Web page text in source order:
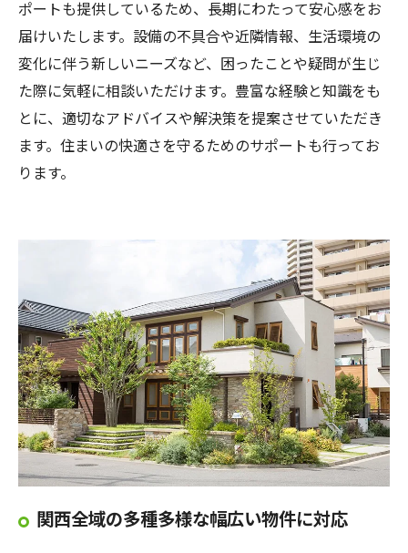
ポートも提供しているため、長期にわたって安心感をお
届けいたします。設備の不具合や近隣情報、生活環境の
変化に伴う新しいニーズなど、困ったことや疑問が生じ
た際に気軽に相談いただけます。豊富な経験と知識をも
とに、適切なアドバイスや解決策を提案させていただき
ます。住まいの快適さを守るためのサポートも行ってお
ります。
関西全域の多種多様な幅広い物件に対応